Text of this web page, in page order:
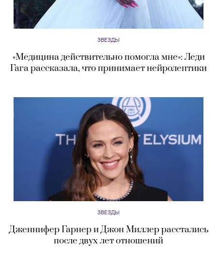
ЗВЕЗДЫ
«Медицина действительно помогла мне»: Леди
Гага рассказала, что принимает нейролептики
ЗВЕЗДЫ
Дженнифер Гарнер и Джон Миллер расстались
после двух лет отношений